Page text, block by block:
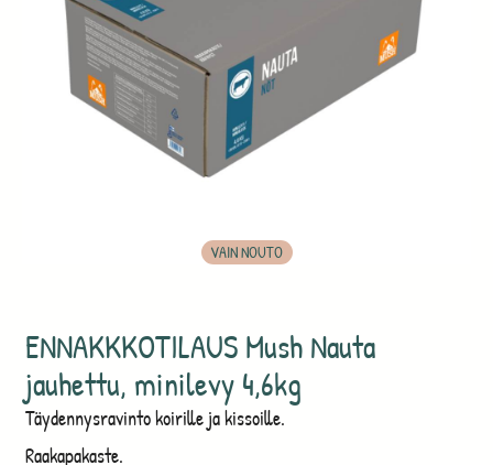
VAIN NOUTO
ENNAKKKOTILAUS Mush Nauta
jauhettu, minilevy 4,6kg
Täydennysravinto koirille ja kissoille.
Raakapakaste.